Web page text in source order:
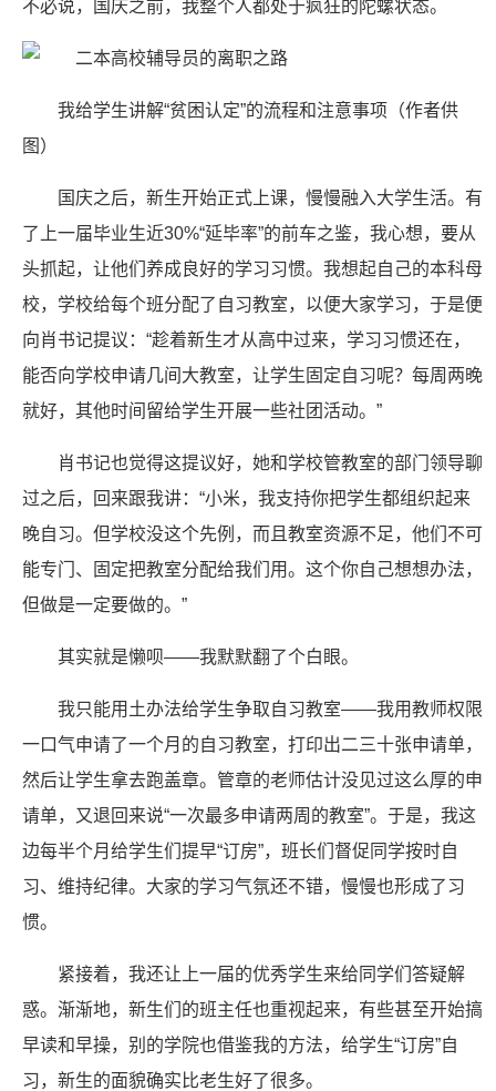
不必说，国庆之前，我整个人都处于疯狂的陀螺状态。
我给学生讲解“贫困认定”的流程和注意事项（作者供
图）
国庆之后，新生开始正式上课，慢慢融入大学生活。有
了上一届毕业生近30%“延毕率”的前车之鉴，我心想，要从
头抓起，让他们养成良好的学习习惯。我想起自己的本科母
校，学校给每个班分配了自习教室，以便大家学习，于是便
向肖书记提议：“趁着新生才从高中过来，学习习惯还在，
能否向学校申请几间大教室，让学生固定自习呢？每周两晚
就好，其他时间留给学生开展一些社团活动。”
肖书记也觉得这提议好，她和学校管教室的部门领导聊
过之后，回来跟我讲：“小米，我支持你把学生都组织起来
晚自习。但学校没这个先例，而且教室资源不足，他们不可
能专门、固定把教室分配给我们用。这个你自己想想办法，
但做是一定要做的。”
其实就是懒呗——我默默翻了个白眼。
我只能用土办法给学生争取自习教室——我用教师权限
一口气申请了一个月的自习教室，打印出二三十张申请单，
然后让学生拿去跑盖章。管章的老师估计没见过这么厚的申
请单，又退回来说“一次最多申请两周的教室”。于是，我这
边每半个月给学生们提早“订房”，班长们督促同学按时自
习、维持纪律。大家的学习气氛还不错，慢慢也形成了习
惯。
紧接着，我还让上一届的优秀学生来给同学们答疑解
惑。渐渐地，新生们的班主任也重视起来，有些甚至开始搞
早读和早操，别的学院也借鉴我的方法，给学生“订房”自
习，新生的面貌确实比老生好了很多。